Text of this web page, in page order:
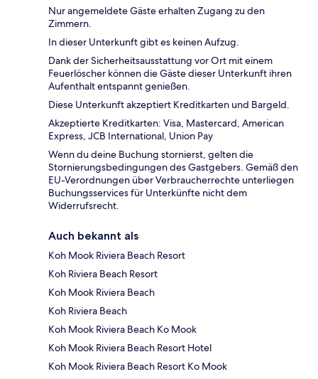
Nur angemeldete Gäste erhalten Zugang zu den
Zimmern.
In dieser Unterkunft gibt es keinen Aufzug.
Dank der Sicherheitsausstattung vor Ort mit einem
Feuerlöscher können die Gäste dieser Unterkunft ihren
Aufenthalt entspannt genießen.
Diese Unterkunft akzeptiert Kreditkarten und Bargeld.
Akzeptierte Kreditkarten: Visa, Mastercard, American
Express, JCB International, Union Pay
Wenn du deine Buchung stornierst, gelten die
Stornierungsbedingungen des Gastgebers. Gemäß den
EU-Verordnungen über Verbraucherrechte unterliegen
Buchungsservices für Unterkünfte nicht dem
Widerrufsrecht.
Auch bekannt als
Koh Mook Riviera Beach Resort
Koh Riviera Beach Resort
Koh Mook Riviera Beach
Koh Riviera Beach
Koh Mook Riviera Beach Ko Mook
Koh Mook Riviera Beach Resort Hotel
Koh Mook Riviera Beach Resort Ko Mook